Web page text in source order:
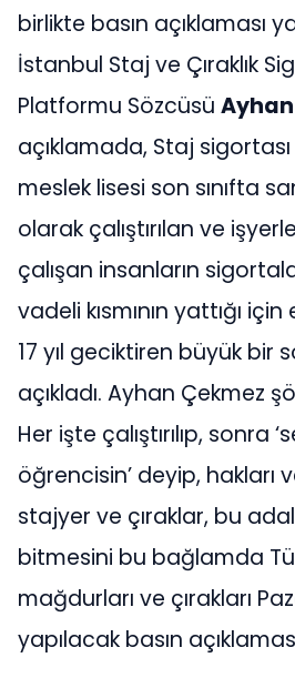
birlikte basın açıklaması
İstanbul Staj ve Çıraklık
Platformu Sözcüsü
açıklamada, Staj
meslek lisesi son sınıfta
olarak çalıştırılan ve
çalışan insanların
vadeli kısmının yattığı
17 yıl geciktiren büyük bir
açıkladı. Ayhan Çekmez
Her işte çalıştırılıp, sonra
öğrencisin’ deyip, hakları
stajyer ve çıraklar, bu
bitmesini bu bağlamda
mağdurları ve çırakları
yapılacak basın